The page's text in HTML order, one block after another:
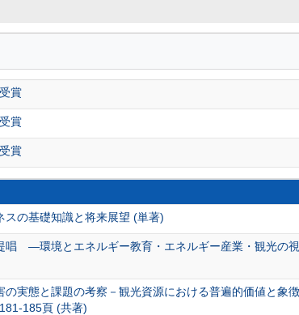
賞
賞
賞
スの基礎知識と将来展望 (単著)
唱 ―環境とエネルギー教育・エネルギー産業・観光
実態と課題の考察－観光資源における普遍的価値と象
185頁 (共著)